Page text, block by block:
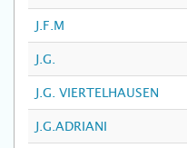
J.F.M
J.G.
J.G. VIERTELHAUSEN
J.G.ADRIANI